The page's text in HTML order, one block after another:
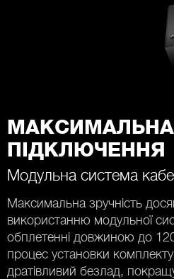
МАКСИМАЛЬНА
ПІДКЛЮЧЕННЯ
Модульна система
Максимальна зручність
використанню модульної
обплетенні довжиною до
процес установки
дратівливий безлад,